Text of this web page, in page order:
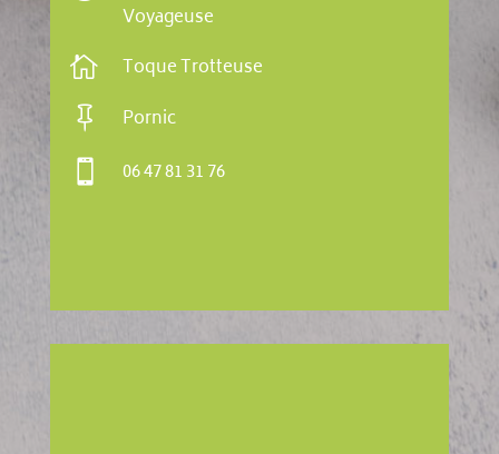
Voyageuse
 Toque Trotteuse
 Pornic
 06 47 81 31 76